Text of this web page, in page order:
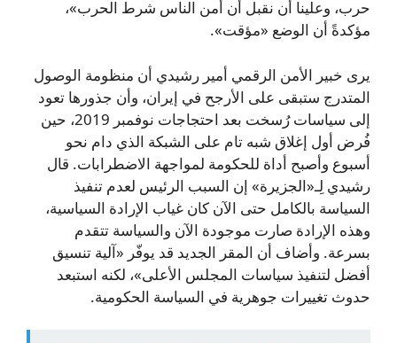
حرب، وعلينا أن نقبل أن أمن الناس شرط الحرب»،
مؤكدةً أن الوضع «مؤقت».
يرى خبير الأمن الرقمي أمير رشيدي أن منظومة الوصول
المتدرج ستبقى على الأرجح في إيران، وأن جذورها تعود
إلى سياسات رُسخت بعد احتجاجات نوفمبر 2019، حين
فُرض أول إغلاق شبه تام على الشبكة الذي دام نحو
أسبوع وأصبح أداة للحكومة لمواجهة الاضطرابات. قال
رشيدي لِـ«الجزيرة» إن السبب الرئيس لعدم تنفيذ
السياسة بالكامل حتى الآن كان غياب الإرادة السياسية،
وهذه الإرادة صارت موجودة الآن والسياسة تتقدم
بسرعة. وأضاف أن المقر الجديد قد يوفّر «آلية تنسيق
أفضل لتنفيذ سياسات المجلس الأعلى»، لكنه استبعد
حدوث تغييرات جوهرية في السياسة الحكومية.